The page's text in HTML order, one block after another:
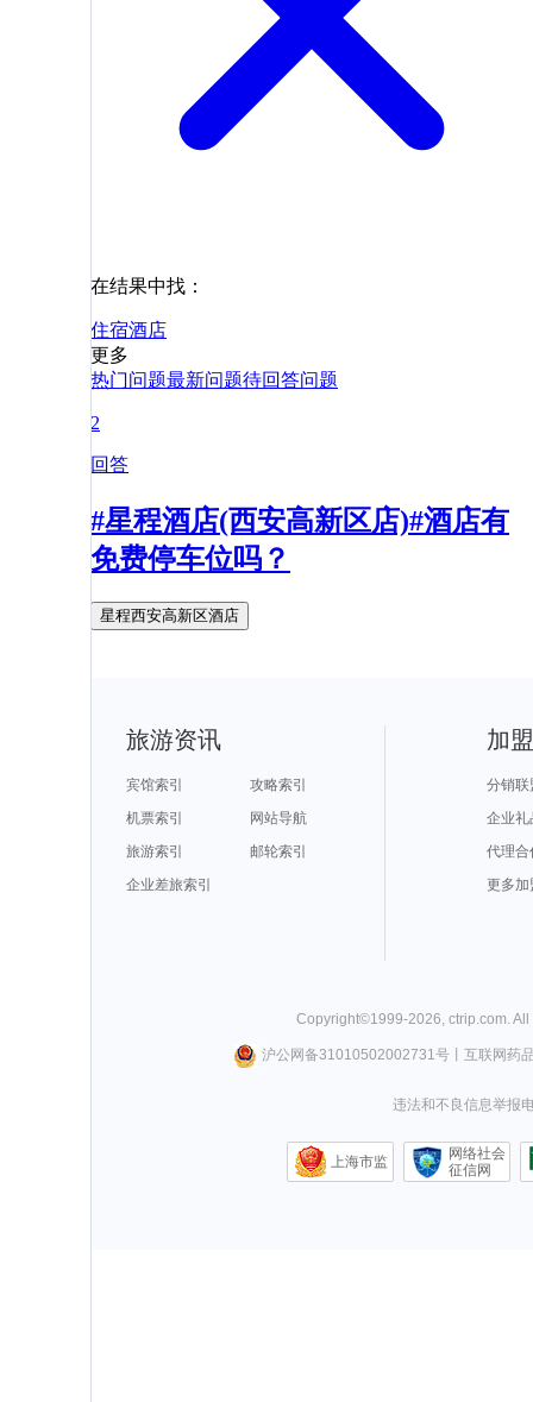
在结果中找：
住宿酒店
更多
热门问题最新问题待回答问题
2
回答
#星程酒店(西安高新区店)#酒店有
免费停车位吗？
星程西安高新区酒店
旅游资讯
宾馆索引
攻略索引
机票索引
网站导航
旅游索引
邮轮索引
企业差旅索引
加
分销联
企业礼
代理合
更多加
Copyright©1999-2026 ctrip.com .
沪公网备31010502002731号丨 互联网药
违法和不良信息举报
上海市监
网络社会
征信网